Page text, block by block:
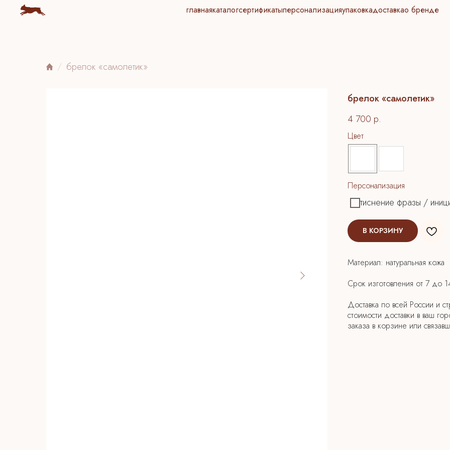
главнаякаталогсертификатыперсонализацияупаковкадоставкао бренде
брелок «самолетик»
брелок «самолетик»
4 700 р.
Цвет
Персонализация
тиснение фразы /
В КОРЗИНУ
Материал: натуральная кожа
Срок изготовления от 7 до
Доставка по всей России и
стоимости доставки в ваш
заказа в корзине или